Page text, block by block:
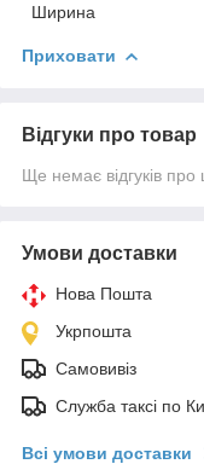
Ширина
Приховати
Відгуки про товар
Ще немає відгуків про
Умови доставки
Нова Пошта
Укрпошта
Самовивіз
Служба таксі по
Всі умови доставки